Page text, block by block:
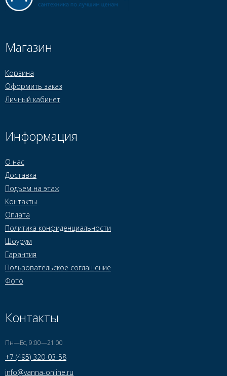
Магазин
Корзина
Оформить заказ
Личный кабинет
Информация
О нас
Доставка
Подъем на этаж
Контакты
Оплата
Политика конфиденциальности
Шоурум
Гарантия
Пользовательское соглашение
Фото
Контакты
Пн—Вс, 9:00—21:00
+7 (495) 320-03-58
info@vanna-online.ru